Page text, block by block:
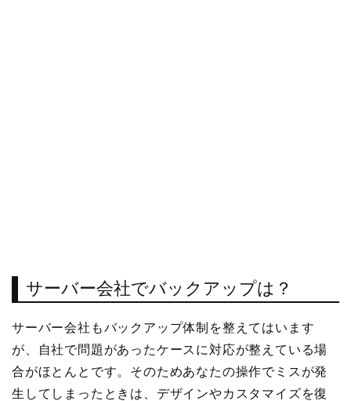
サーバー会社でバックアップは？
サーバー会社もバックアップ体制を整えてはいます
が、自社で問題があったケースに対応が整えている場
合がほとんとです。そのためあなたの操作でミスが発
生してしまったときは、デザインやカスタマイズを復